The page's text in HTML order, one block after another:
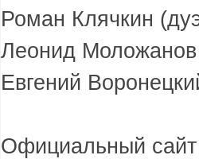
Роман Клячкин
Леонид Моложанов
Евгений
Официальный